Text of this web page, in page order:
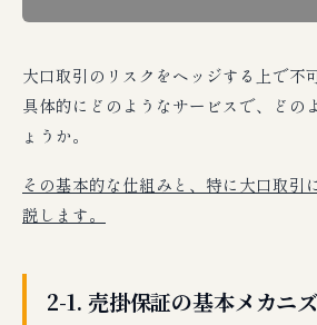
大口取引のリスクをヘッジする上で不
具体的にどのようなサービスで、どの
ょうか。
その基本的な仕組みと、特に大口取引
説します。
2-1. 売掛保証の基本メカニ